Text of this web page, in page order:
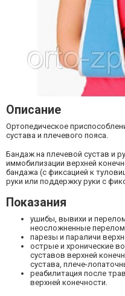
Описание
Ортопедическое
сустава и плечевого пояса.
Бандаж на плечевой сустав и
иммобилизации верхней
бандажа (с фиксацией к
руки или поддержку руки с
Показания
ушибы, вывихи и
неосложненные
парезы и параличи
острые и хронические
суставов верхней
сустава, плече-
реабилитация после
верхней конечности.